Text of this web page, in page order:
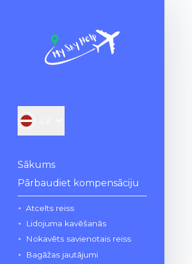
Sākums
Pārbaudiet kompensāciju
Atcelts reiss
Lidojuma kavēšanās
Nokavēts savienotais reiss
Bagāžas jautājumi